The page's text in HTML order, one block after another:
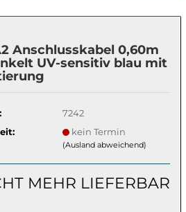
Anschlusskabel 0,60m
UV-sensitiv blau mit
7242
kein Termin
(Ausland abweichend)
MEHR LIEFERBAR